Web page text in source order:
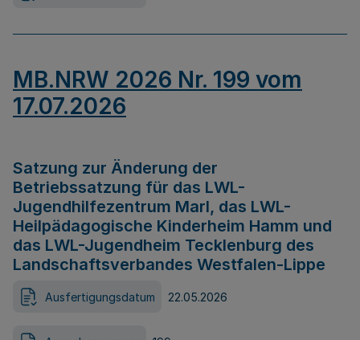
MB.NRW 2026 Nr. 199 vom
17.07.2026
Satzung zur Änderung der
Betriebssatzung für das LWL-
Jugendhilfezentrum Marl, das LWL-
Heilpädagogische Kinderheim Hamm und
das LWL-Jugendheim Tecklenburg des
Landschaftsverbandes Westfalen-Lippe
Ausfertigungsdatum 22.05.2026